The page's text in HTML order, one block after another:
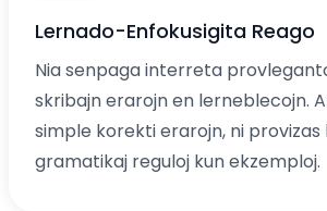
Lernado-Enfokusigita Reago
Nia senpaga interreta
skribajn erarojn en lerneblecojn.
simple korekti erarojn, ni provizas
gramatikaj reguloj kun ekzemploj.